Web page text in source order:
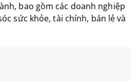
bao gồm các doanh nghiệp
sức khỏe, tài chính, bán lẻ và